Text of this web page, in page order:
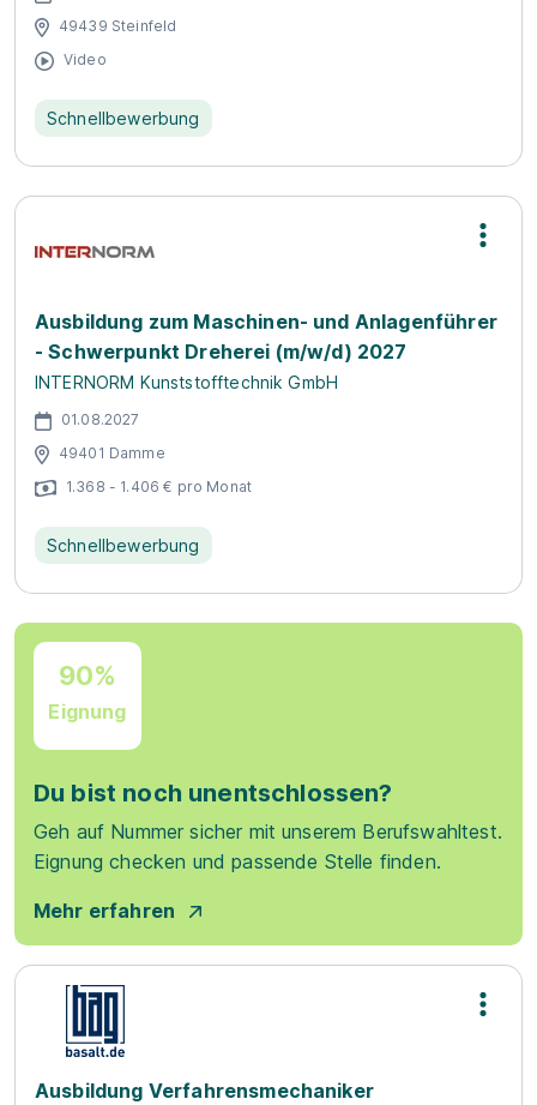
49439 Steinfeld
Video
Schnellbewerbung
Ausbildung zum Maschinen- und Anlagenführer
- Schwerpunkt Dreherei (m/w/d) 2027
INTERNORM Kunststofftechnik GmbH
01.08.2027
49401 Damme
1.368 - 1.406 € pro Monat
Schnellbewerbung
90%
Eignung
Du bist noch unentschlossen?
Geh auf Nummer sicher mit unserem Berufswahltest.
Eignung checken und passende Stelle finden.
Mehr erfahren
Ausbildung Verfahrensmechaniker